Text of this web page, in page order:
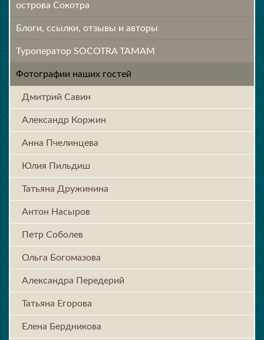
острова Сокотра
Блоги, ссылки, отзывы и авторы
Туроператор SOCOTRA TAMAM
Фотографии наших гостей
Дмитрий Савин
Александр Коржин
Анна Пчелинцева
Юлия Пильдиш
Татьяна Дружинина
Антон Насыров
Петр Соболев
Ольга Богомазова
Александра Передерий
Татьяна Егорова
Елена Бердникова